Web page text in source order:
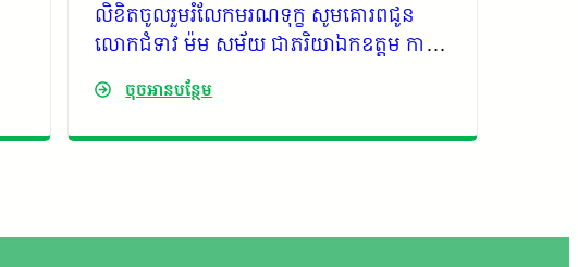
លិខិតចូលរួមរំលែកមរណទុក្ខ សូមគោរពជូន
លោកជំទាវ ម៉ម សម័យ ជាភរិយាឯកឧត្តម កាយ
សំរួម ជាទីប្រឹក្សារាជរដ្ឋាភិបាលកម្ពុជា
ចុចអានបន្ថែម